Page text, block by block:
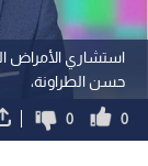
استشاري الأمراض
حسن الطراونة،
0
0